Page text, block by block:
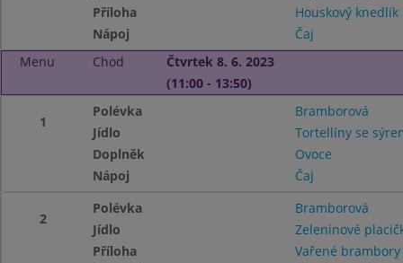
Příloha
Houskový knedlík
Nápoj
Čaj
Menu
Chod
Čtvrtek 8. 6. 2023
(11:00 - 13:50)
1
Polévka
Bramborová
Jídlo
Tortellíny se
Doplněk
Ovoce
Nápoj
Čaj
2
Polévka
Bramborová
Jídlo
Zeleninové
Příloha
Vařené